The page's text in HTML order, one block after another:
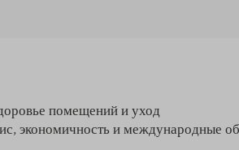
помещений и уход
экономичность и международные